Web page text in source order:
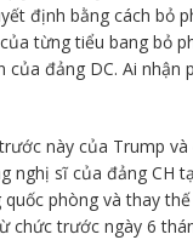
định bằng cách bỏ
từng tiểu bang bỏ
đảng DC. Ai nhận
này của Trump
sĩ của đảng CH
phòng và thay
chức trước ngày 6